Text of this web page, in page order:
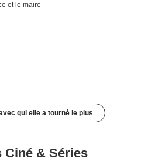
et le maire
qui elle a tourné le plus
Ciné & Séries